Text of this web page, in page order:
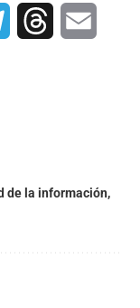
TelegramThreads
de la información